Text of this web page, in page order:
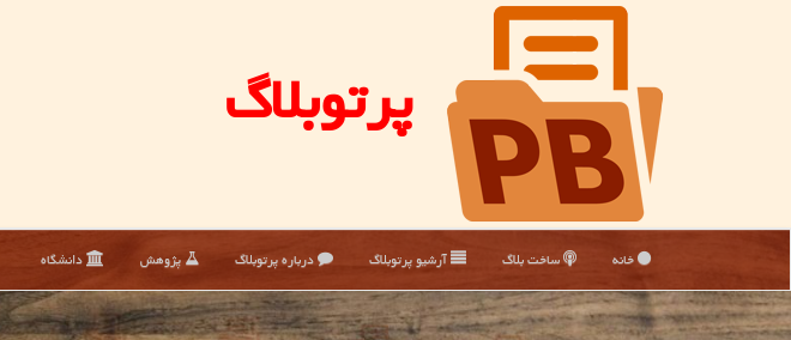
پرتوبلاگ
خانه ساخت بلاگ آرشیو پرتوبلاگ درباره پرتوبلاگ پژوهش دانشگاه